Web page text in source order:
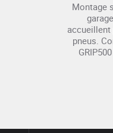
Montage
accueillent
pneus.